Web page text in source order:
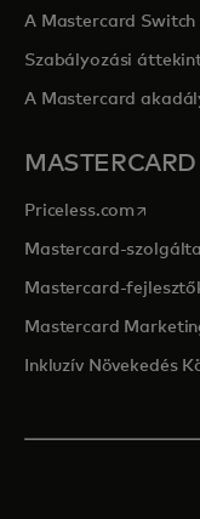
A Mastercard Switch
Szabályozási
A Mastercard
Priceless.com opens
Mastercard-
Mastercard-
Mastercard
Inkluzív Növekedés